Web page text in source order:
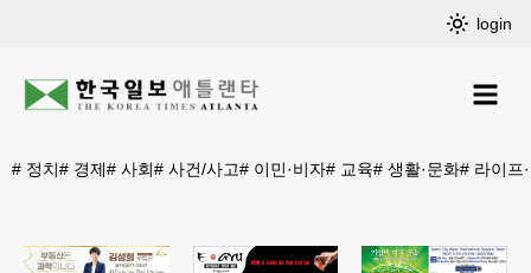
login
# 정치# 경제# 사회# 사건/사고# 이민·비자# 교육# 생활·문화# 라이프